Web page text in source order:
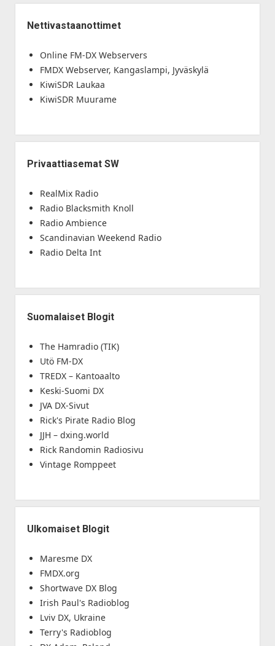
Nettivastaanottimet
Online FM-DX Webservers
FMDX Webserver, Kangaslampi, Jyväskylä
KiwiSDR Laukaa
KiwiSDR Muurame
Privaattiasemat SW
RealMix Radio
Radio Blacksmith Knoll
Radio Ambience
Scandinavian Weekend Radio
Radio Delta Int
Suomalaiset Blogit
The Hamradio (TIK)
Utö FM-DX
TREDX – Kantoaalto
Keski-Suomi DX
JVA DX-Sivut
Rick's Pirate Radio Blog
JJH – dxing.world
Rick Randomin Radiosivu
Vintage Romppeet
Ulkomaiset Blogit
Maresme DX
FMDX.org
Shortwave DX Blog
Irish Paul's Radioblog
Lviv DX, Ukraine
Terry's Radioblog